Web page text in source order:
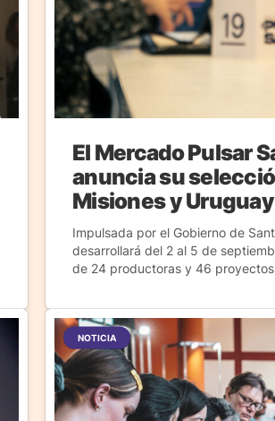
El Mercado Pulsar
anuncia su
Misiones y Uruguay
Impulsada por el Gobierno de
desarrollará del 2 al 5 de
de 24 productoras y 46 proyectos
NOTICIA